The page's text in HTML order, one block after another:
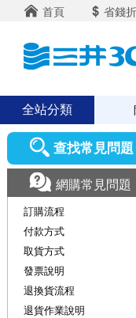
首頁 省錢
全站分類
查找常見問題
網購常見問題
訂購流程
付款方式
取貨方式
發票說明
退換貨流程
退貨作業說明